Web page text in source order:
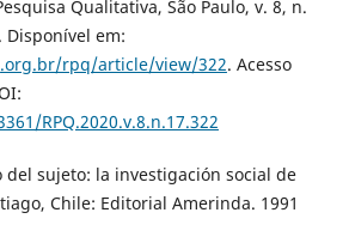
Qualitativa, São Paulo, v. 8, n.
Disponível em:
rpq/article/view/322. Acesso
RPQ.2020.v.8.n.17.322
del sujeto: la investigación social de
Chile: Editorial Amerinda. 1991